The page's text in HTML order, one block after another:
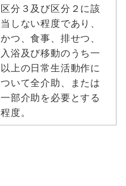
区分３及び区分２に該
当しない程度であり、
かつ、食事、排せつ、
入浴及び移動のうち一
以上の日常生活動作に
ついて全介助、または
一部介助を必要とする
程度。